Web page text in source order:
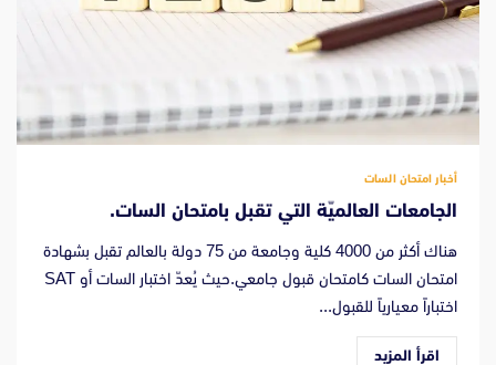
أخبار امتحان السات
الجامعات العالميّة التي تقبل بامتحان السات.
هناك أكثر من 4000 كلية وجامعة من 75 دولة بالعالم تقبل بشهادة
امتحان السات كامتحان قبول جامعي.حيث يُعدّ اختبار السات أو SAT
اختباراً معيارياً للقبول...
اقرأ المزيد